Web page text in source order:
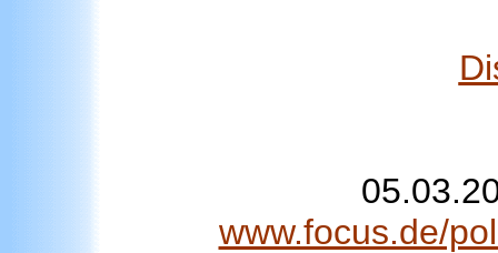
www.focus.de/